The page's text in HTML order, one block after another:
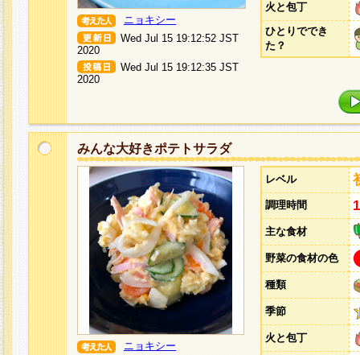
ニョキシー
Wed Jul 15 19:12:52 JST
2020
Wed Jul 15 19:12:35 JST
2020
火と包丁
ひとりででき
た？
みんな大好きポテトサラダ
ニョキシー
レベル
調理時間
主な食材
野菜の食材の色
種類
季節
火と包丁